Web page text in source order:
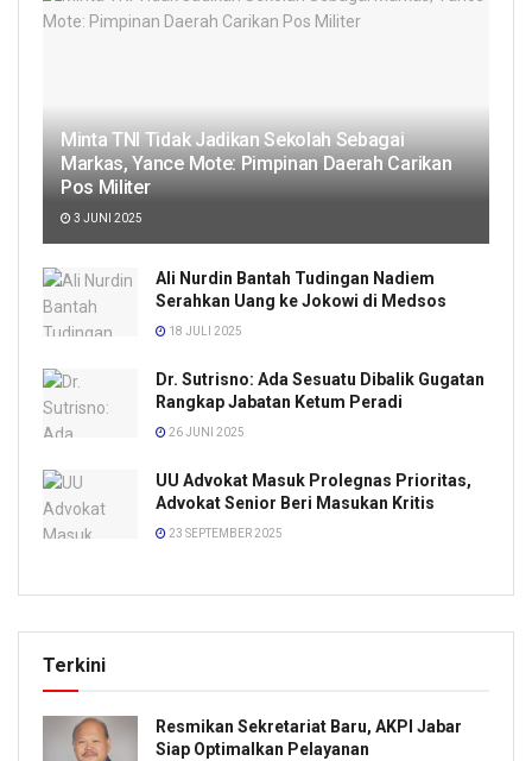
Minta TNI Tidak Jadikan Sekolah Sebagai
Markas, Yance Mote: Pimpinan Daerah Carikan
Pos Militer
3 JUNI 2025
Ali Nurdin Bantah Tudingan Nadiem
Serahkan Uang ke Jokowi di Medsos
18 JULI 2025
Dr. Sutrisno: Ada Sesuatu Dibalik Gugatan
Rangkap Jabatan Ketum Peradi
26 JUNI 2025
UU Advokat Masuk Prolegnas Prioritas,
Advokat Senior Beri Masukan Kritis
23 SEPTEMBER 2025
Terkini
Resmikan Sekretariat Baru, AKPI Jabar
Siap Optimalkan Pelayanan